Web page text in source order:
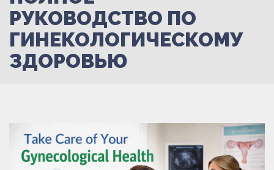
РУКОВОДСТВО ПО
ГИНЕКОЛОГИЧЕСКОМУ
ЗДОРОВЬЮ